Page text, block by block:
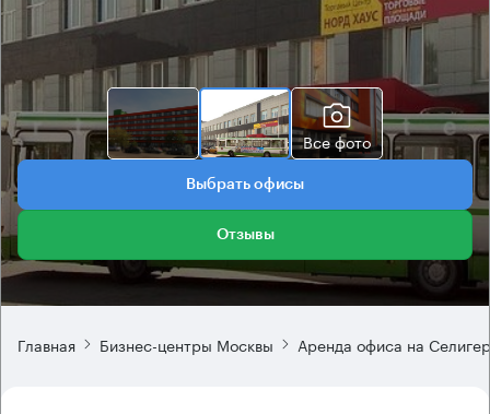
Все фото
Выбрать офисы
Отзывы
Главная Бизнес-центры Москвы Аренда офиса на